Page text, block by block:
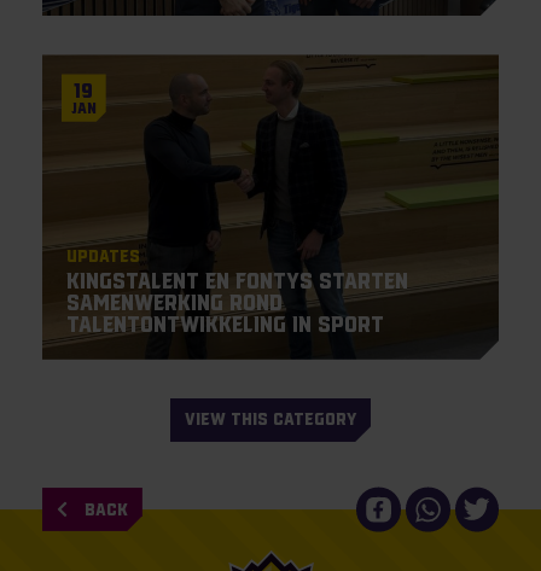
19
Jan
Updates
KingsTalent en Fontys starten
samenwerking rond
talentontwikkeling in sport
VIEW THIS CATEGORY
BACK